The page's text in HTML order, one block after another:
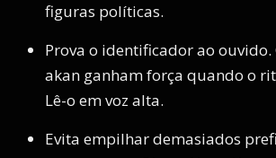
figuras políticas.
Prova o identificador ao ouvido.
akan ganham força quando o
Lê-o em voz alta.
Evita empilhar demasiados